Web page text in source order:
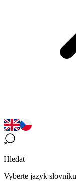
Hledat
Vyberte jazyk slovníku